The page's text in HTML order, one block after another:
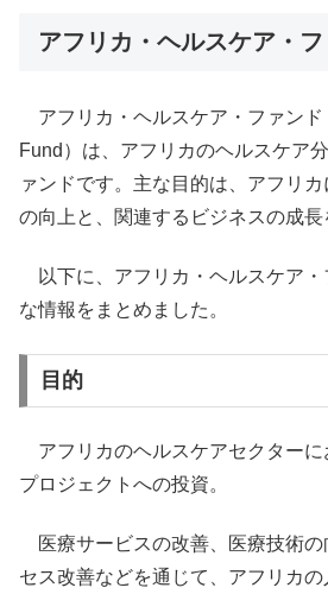
アフリカ・ヘルスケア・
アフリカ・ヘルスケア・ファンド
Fund）は、アフリカのヘルスケア
ァンドです。主な目的は、アフリ
の向上と、関連するビジネスの成長
以下に、アフリカ・ヘルスケア・
な情報をまとめました。
目的
アフリカのヘルスケアセクターに
プロジェクトへの投資。
医療サービスの改善、医療技術の
セス改善などを通じて、アフリカ